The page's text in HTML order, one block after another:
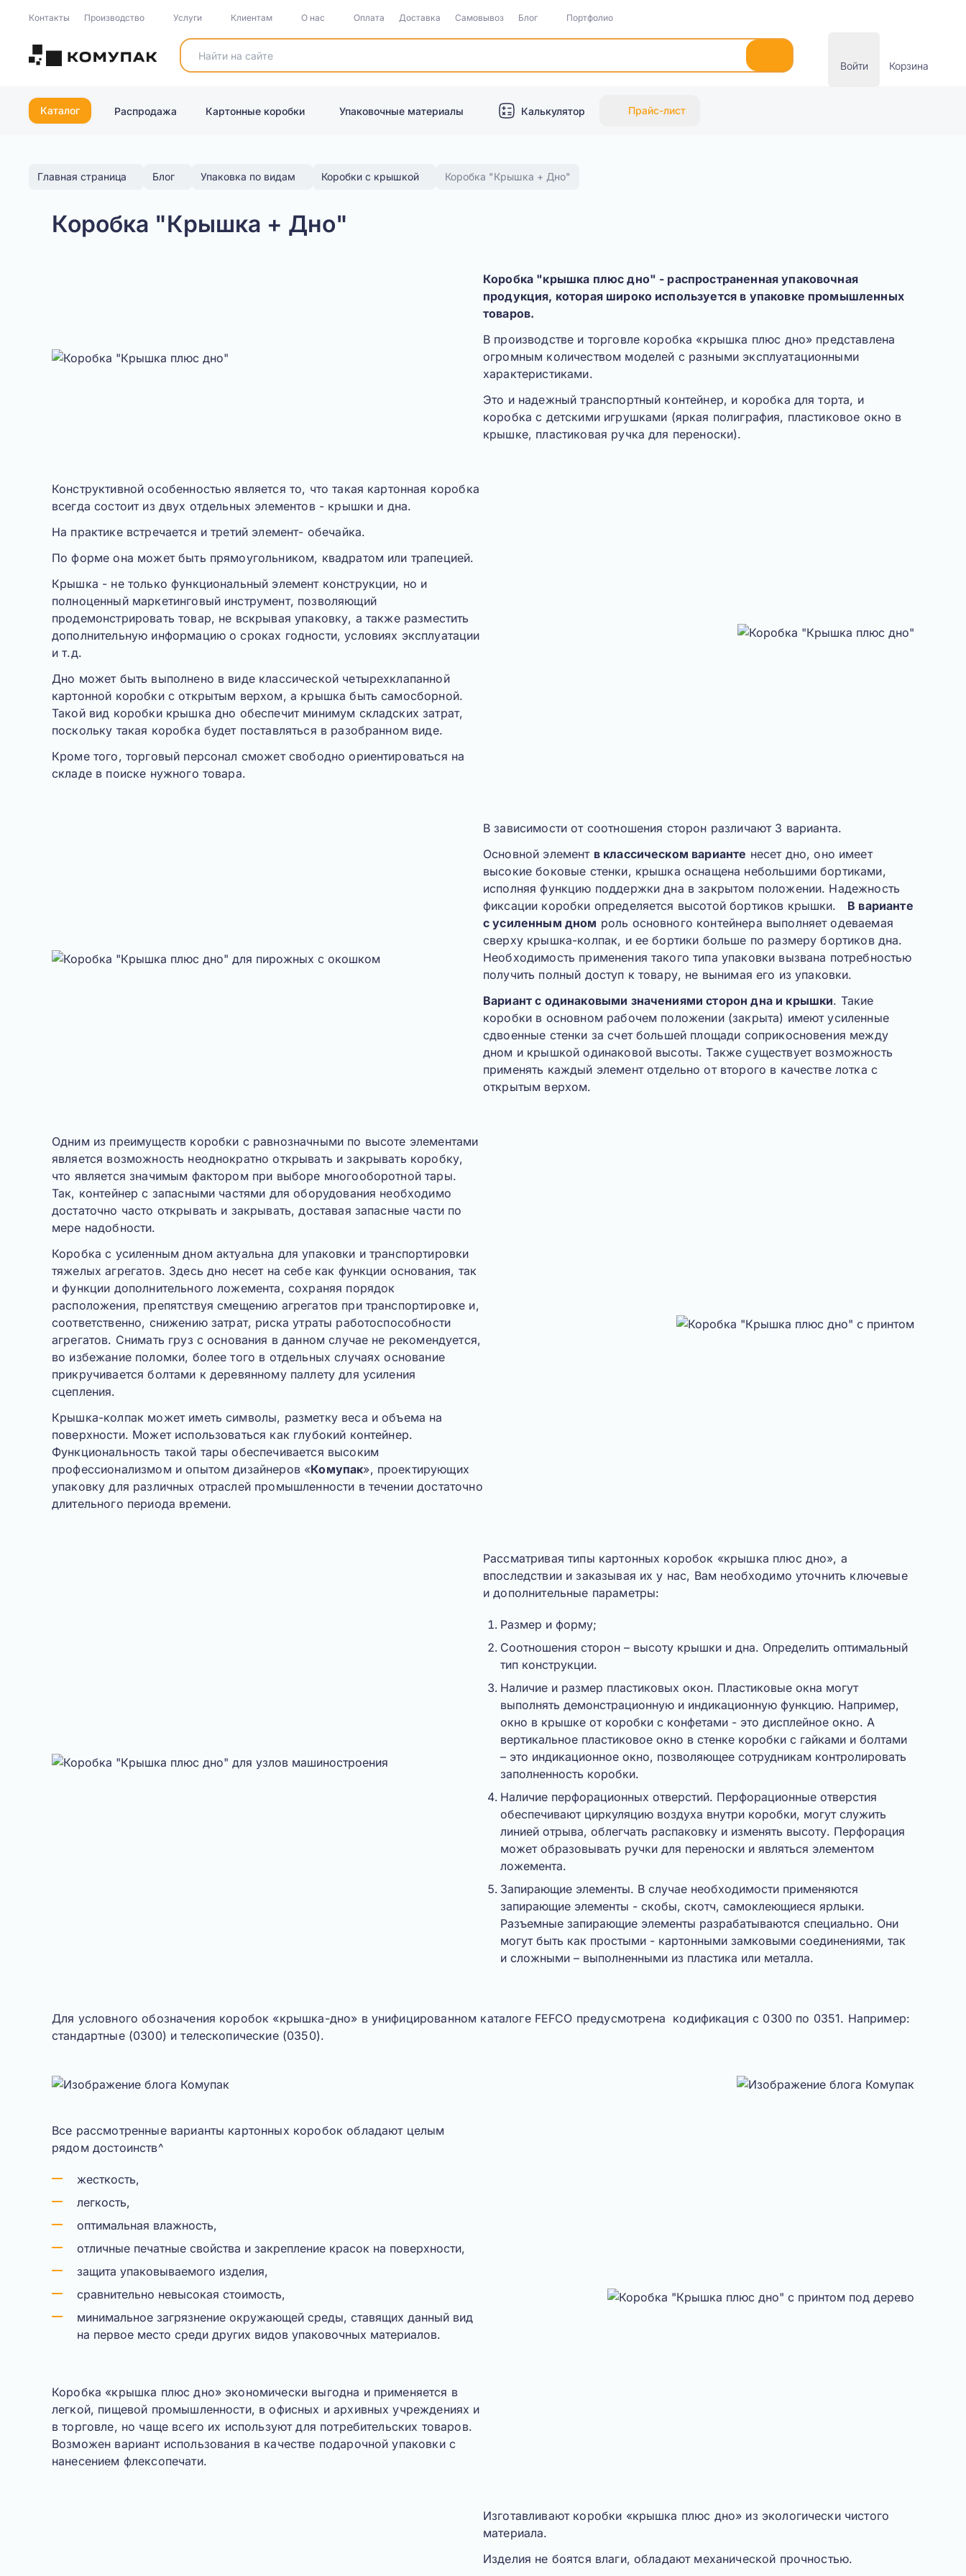
Контакты Производство Услуги Клиентам О нас Оплата Доставка Самовывоз Блог Портфолио
Войти Корзина
Каталог Распродажа Картонные коробки Упаковочные материалы Калькулятор Прайс-лист
Главная страница Блог Упаковка по видам Коробки с крышкой Коробка "Крышка + Дно"
Коробка "Крышка + Дно"
Коробка "крышка плюс дно" - распространенная упаковочная
продукция, которая широко используется в упаковке промышленных
товаров.
В производстве и торговле коробка «крышка плюс дно» представлена
огромным количеством моделей с разными эксплуатационными
характеристиками.
Это и надежный транспортный контейнер, и коробка для торта, и
коробка с детскими игрушками (яркая полиграфия, пластиковое окно в
крышке, пластиковая ручка для переноски).
Конструктивной особенностью является то, что такая картонная коробка
всегда состоит из двух отдельных элементов - крышки и дна.
На практике встречается и третий элемент- обечайка.
По форме она может быть прямоугольником, квадратом или трапецией.
Крышка - не только функциональный элемент конструкции, но и
полноценный маркетинговый инструмент, позволяющий
продемонстрировать товар, не вскрывая упаковку, а также разместить
дополнительную информацию о сроках годности, условиях эксплуатации
и т.д.
Дно может быть выполнено в виде классической четырехклапанной
картонной коробки с открытым верхом, а крышка быть самосборной.
Такой вид коробки крышка дно обеспечит минимум складских затрат,
поскольку такая коробка будет поставляться в разобранном виде.
Кроме того, торговый персонал сможет свободно ориентироваться на
складе в поиске нужного товара.
В зависимости от соотношения сторон различают 3 варианта.
Основной элемент в классическом варианте несет дно, оно имеет
высокие боковые стенки, крышка оснащена небольшими бортиками,
исполняя функцию поддержки дна в закрытом положении. Надежность
фиксации коробки определяется высотой бортиков крышки. В варианте
с усиленным дном роль основного контейнера выполняет одеваемая
сверху крышка-колпак, и ее бортики больше по размеру бортиков дна.
Необходимость применения такого типа упаковки вызвана потребностью
получить полный доступ к товару, не вынимая его из упаковки.
Вариант с одинаковыми значениями сторон дна и крышки. Такие
коробки в основном рабочем положении (закрыта) имеют усиленные
сдвоенные стенки за счет большей площади соприкосновения между
дном и крышкой одинаковой высоты. Также существует возможность
применять каждый элемент отдельно от второго в качестве лотка с
открытым верхом.
Одним из преимуществ коробки с равнозначными по высоте элементами
является возможность неоднократно открывать и закрывать коробку,
что является значимым фактором при выборе многооборотной тары.
Так, контейнер с запасными частями для оборудования необходимо
достаточно часто открывать и закрывать, доставая запасные части по
мере надобности.
Коробка с усиленным дном актуальна для упаковки и транспортировки
тяжелых агрегатов. Здесь дно несет на себе как функции основания, так
и функции дополнительного ложемента, сохраняя порядок
расположения, препятствуя смещению агрегатов при транспортировке и,
соответственно, снижению затрат, риска утраты работоспособности
агрегатов. Снимать груз с основания в данном случае не рекомендуется,
во избежание поломки, более того в отдельных случаях основание
прикручивается болтами к деревянному паллету для усиления
сцепления.
Крышка-колпак может иметь символы, разметку веса и объема на
поверхности. Может использоваться как глубокий контейнер.
Функциональность такой тары обеспечивается высоким
профессионализмом и опытом дизайнеров «Комупак», проектирующих
упаковку для различных отраслей промышленности в течении достаточно
длительного периода времени.
Рассматривая типы картонных коробок «крышка плюс дно», а
впоследствии и заказывая их у нас, Вам необходимо уточнить ключевые
и дополнительные параметры:
Размер и форму;
Соотношения сторон – высоту крышки и дна. Определить оптимальный
тип конструкции.
Наличие и размер пластиковых окон. Пластиковые окна могут
выполнять демонстрационную и индикационную функцию. Например,
окно в крышке от коробки с конфетами - это дисплейное окно. А
вертикальное пластиковое окно в стенке коробки с гайками и болтами
– это индикационное окно, позволяющее сотрудникам контролировать
заполненность коробки.
Наличие перфорационных отверстий. Перфорационные отверстия
обеспечивают циркуляцию воздуха внутри коробки, могут служить
линией отрыва, облегчать распаковку и изменять высоту. Перфорация
может образовывать ручки для переноски и являться элементом
ложемента.
Запирающие элементы. В случае необходимости применяются
запирающие элементы - скобы, скотч, самоклеющиеся ярлыки.
Разъемные запирающие элементы разрабатываются специально. Они
могут быть как простыми - картонными замковыми соединениями, так
и сложными – выполненными из пластика или металла.
Для условного обозначения коробок «крышка-дно» в унифицированном каталоге FEFCO предусмотрена кодификация с 0300 по 0351. Например:
стандартные (0300) и телескопические (0350).
Все рассмотренные варианты картонных коробок обладают целым
рядом достоинств^
жесткость,
легкость,
оптимальная влажность,
отличные печатные свойства и закрепление красок на поверхности,
защита упаковываемого изделия,
сравнительно невысокая стоимость,
минимальное загрязнение окружающей среды, ставящих данный вид
на первое место среди других видов упаковочных материалов.
Коробка «крышка плюс дно» экономически выгодна и применяется в
легкой, пищевой промышленности, в офисных и архивных учреждениях и
в торговле, но чаще всего их используют для потребительских товаров.
Возможен вариант использования в качестве подарочной упаковки с
нанесением флексопечати.
Изготавливают коробки «крышка плюс дно» из экологически чистого
материала.
Изделия не боятся влаги, обладают механической прочностью.